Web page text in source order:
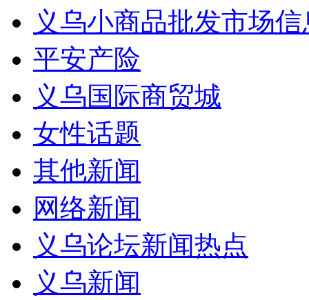
义乌小商品批发市场
平安产险
义乌国际商贸城
女性话题
其他新闻
网络新闻
义乌论坛新闻热点
义乌新闻